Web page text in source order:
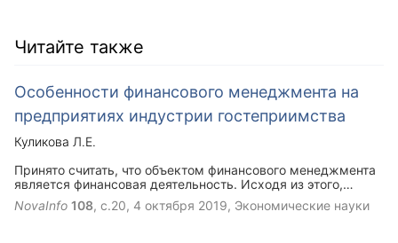
Читайте также
Особенности финансового менеджмента на
предприятиях индустрии гостеприимства
Куликова Л.Е.
Принято считать, что объектом финансового менеджмента
является финансовая деятельность. Исходя из этого,
можно сказать, что формы и объемы финансовой
деятельности зависят напрямую от отраслевых
NovaInfo 108, с.20, 4 октября 2019, Экономические науки